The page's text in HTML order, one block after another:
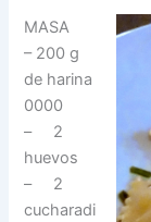
MASA
– 200 g
de harina
0000
– 2
huevos
– 2
cucharadi